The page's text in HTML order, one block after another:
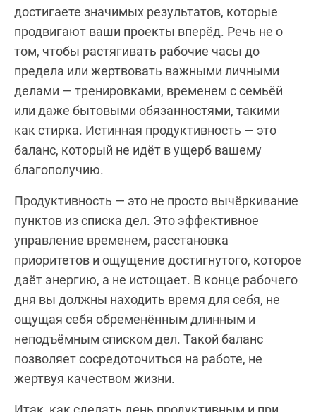
достигаете значимых результатов, которые
продвигают ваши проекты вперёд. Речь не о
том, чтобы растягивать рабочие часы до
предела или жертвовать важными личными
делами — тренировками, временем с семьёй
или даже бытовыми обязанностями, такими
как стирка. Истинная продуктивность — это
баланс, который не идёт в ущерб вашему
благополучию.
Продуктивность — это не просто вычёркивание
пунктов из списка дел. Это эффективное
управление временем, расстановка
приоритетов и ощущение достигнутого, которое
даёт энергию, а не истощает. В конце рабочего
дня вы должны находить время для себя, не
ощущая себя обременённым длинным и
неподъёмным списком дел. Такой баланс
позволяет сосредоточиться на работе, не
жертвуя качеством жизни.